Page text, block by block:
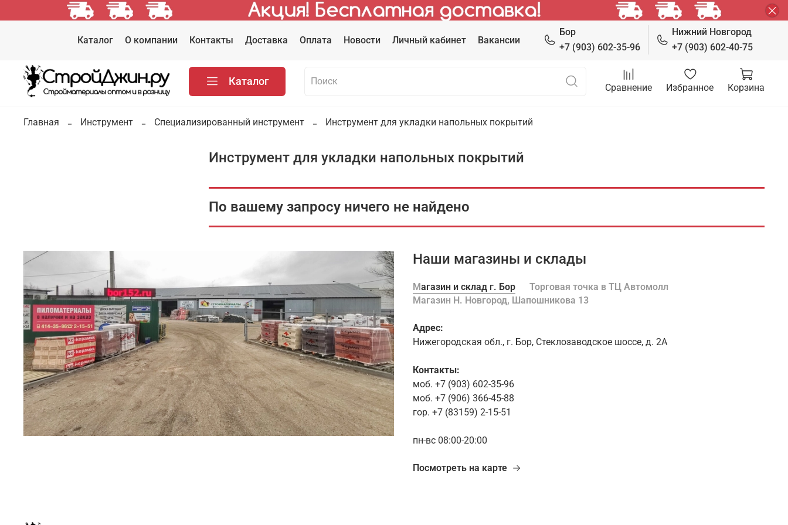
Каталог О компании Контакты Доставка Оплата Новости Личный кабинет Вакансии
Бор
+7 (903) 602-35-96
Нижний Новгород
+7 (903) 602-40-75
Каталог
Сравнение Избранное Корзина
Главная Инструмент Специализированный инструмент Инструмент для укладки напольных покрытий
Инструмент для укладки напольных покрытий
По вашему запросу ничего не найдено
Наши магазины и склады
Магазин и склад г. Бор
Торговая точка в ТЦ Автомолл
Магазин Н. Новгород, Шапошникова 13
Адрес:
Нижегородская обл., г. Бор, Стеклозаводское шоссе, д. 2А
Контакты:
моб. +7 (903) 602-35-96
моб. +7 (906) 366-45-88
гор. +7 (83159) 2-15-51
пн-вс 08:00-20:00
Посмотреть на карте